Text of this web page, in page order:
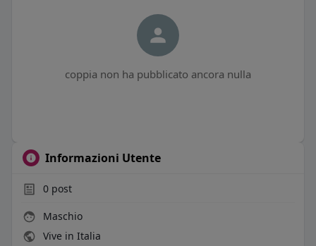
coppia non ha pubblicato ancora nulla
Informazioni Utente
0post
Maschio
Vive in Italia